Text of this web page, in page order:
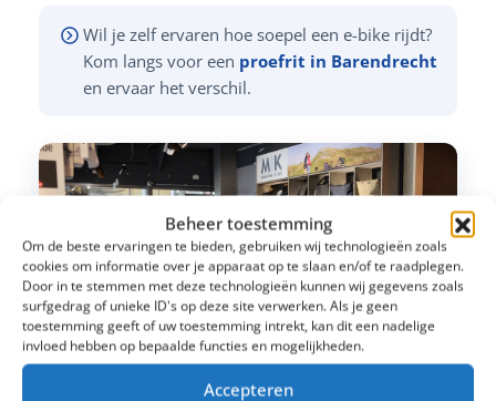
Beheer toestemming
Om de beste ervaringen te bieden, gebruiken wij technologieën zoals
cookies om informatie over je apparaat op te slaan en/of te raadplegen.
Door in te stemmen met deze technologieën kunnen wij gegevens zoals
surfgedrag of unieke ID's op deze site verwerken. Als je geen
toestemming geeft of uw toestemming intrekt, kan dit een nadelige
invloed hebben op bepaalde functies en mogelijkheden.
Accepteren
Wil je zelf ervaren hoe soepel een e-bike rijdt?
Kom langs voor een proefrit in Barendrecht
en ervaar het verschil.